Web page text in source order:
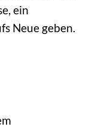
ein
Neue geben.